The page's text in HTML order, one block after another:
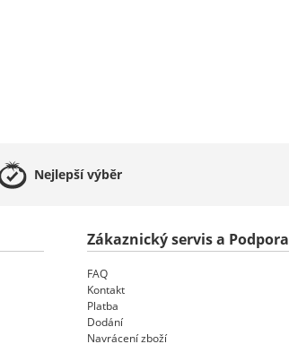
Nejlepšívýběr
Zákaznický servis a Podpora
FAQ
Kontakt
Platba
Dodání
Navrácení zboží